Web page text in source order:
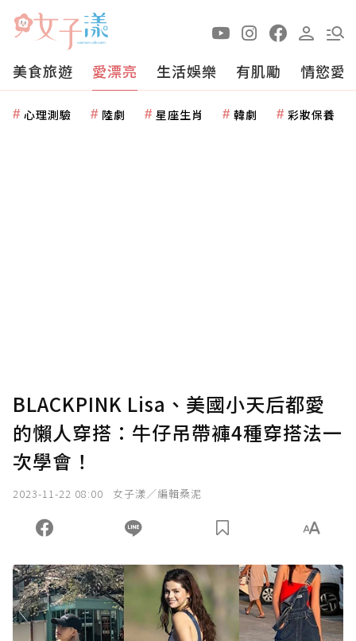
美食旅遊 愛漂亮 生活娛樂 有肌勵 情慾愛
心理測驗 陸劇 星座生肖 韓劇 彩妝保養
BLACKPINK Lisa、美國小天后都愛
的懶人穿搭：牛仔吊帶褲4種穿搭法一
次學會！
2023-11-22 08:00 女子漾／編輯桑泥